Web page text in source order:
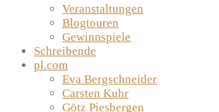
Veranstaltungen
Blogtouren
Gewinnspiele
Schreibende
pl.com
Eva Bergschneider
Carsten Kuhr
Götz Piesbergen